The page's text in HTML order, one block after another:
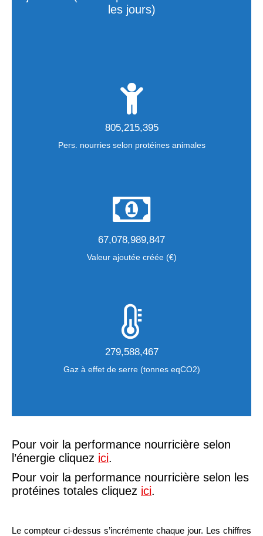
OUTILS ET ACTIONS
PERFALIM
VIGIE MP
les jours)
805,215,395
Pers. nourries selon protéines animales
67,078,989,847
Valeur ajoutée créée (€)
279,588,467
Gaz à effet de serre (tonnes eqCO2)
Pour voir la performance nourricière selon
l’énergie cliquez ici.
Pour voir la performance nourricière selon les
protéines totales cliquez ici.
Le compteur ci-dessus s’incrémente chaque jour. Les chiffres